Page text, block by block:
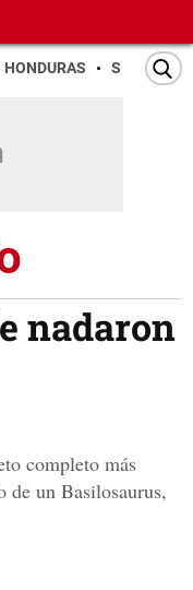
HONDURAS SAN PEDRO
nadaron
completo más
de un Basilosaurus,